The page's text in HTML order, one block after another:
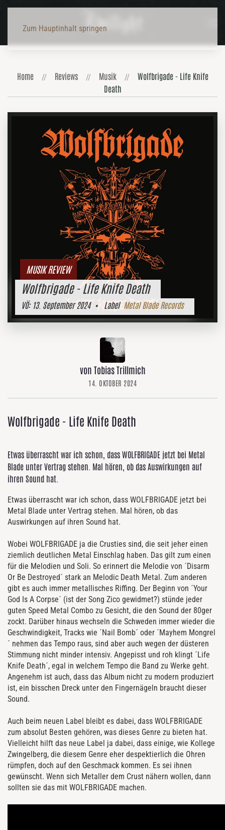
Zum Hauptinhalt springen
Home Reviews Musik
Wolfbrigade - Life Knife
Death
MUSIK REVIEW
Wolfbrigade - Life Knife Death
VÖ:13. September 2024• Label Metal Blade Records
von Tobias Trillmich
14. OKTOBER 2024
Wolfbrigade - Life Knife Death
Etwas überrascht war ich schon, dass WOLFBRIGADE jetzt bei Metal
Blade unter Vertrag stehen. Mal hören, ob das Auswirkungen auf
ihren Sound hat.
Etwas überrascht war ich schon, dass WOLFBRIGADE jetzt bei
Metal Blade unter Vertrag stehen. Mal hören, ob das
Auswirkungen auf ihren Sound hat.
Wobei WOLFBRIGADE ja die Crusties sind, die seit jeher einen
ziemlich deutlichen Metal Einschlag haben. Das gilt zum einen
für die Melodien und Soli. So erinnert die Melodie von ´Disarm
Or Be Destroyed´ stark an Melodic Death Metal. Zum anderen
gibt es auch immer metallisches Riffing. Der Beginn von ´Your
God Is A Corpse´ (ist der Song Zico gewidmet?) stünde jeder
guten Speed Metal Combo zu Gesicht, die den Sound der 80ger
zockt. Darüber hinaus wechseln die Schweden immer wieder die
Geschwindigkeit, Tracks wie ´Nail Bomb´ oder ´Mayhem Mongrel
´ nehmen das Tempo raus, sind aber auch wegen der düsteren
Stimmung nicht minder intensiv. Angepisst und roh klingt ´Life
Knife Death´, egal in welchem Tempo die Band zu Werke geht.
Angenehm ist auch, dass das Album nicht zu modern produziert
ist, ein bisschen Dreck unter den Fingernägeln braucht dieser
Sound.
Auch beim neuen Label bleibt es dabei, dass WOLFBRIGADE
zum absolut Besten gehören, was dieses Genre zu bieten hat.
Vielleicht hilft das neue Label ja dabei, dass einige, wie Kollege
Zwingelberg, die diesem Genre eher despektierlich die Ohren
rümpfen, doch auf den Geschmack kommen. Es sei ihnen
gewünscht. Wenn sich Metaller dem Crust nähern wollen, dann
sollten sie das mit WOLFBRIGADE machen.